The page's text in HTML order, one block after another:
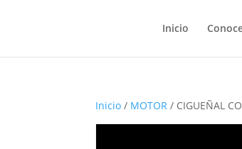
Inicio
Inicio / MOTOR / CIGUEÑAL